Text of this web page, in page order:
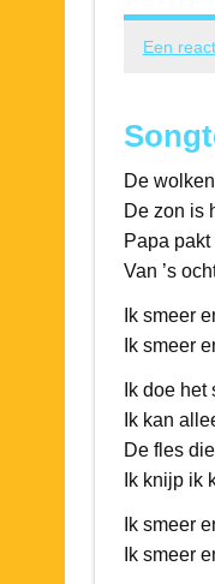
Een
De
De zon is
Papa
Van ’s
Ik smeer
Ik smeer
Ik doe
Ik kan
De fles
Ik knijp ik
Ik smeer
Ik smeer